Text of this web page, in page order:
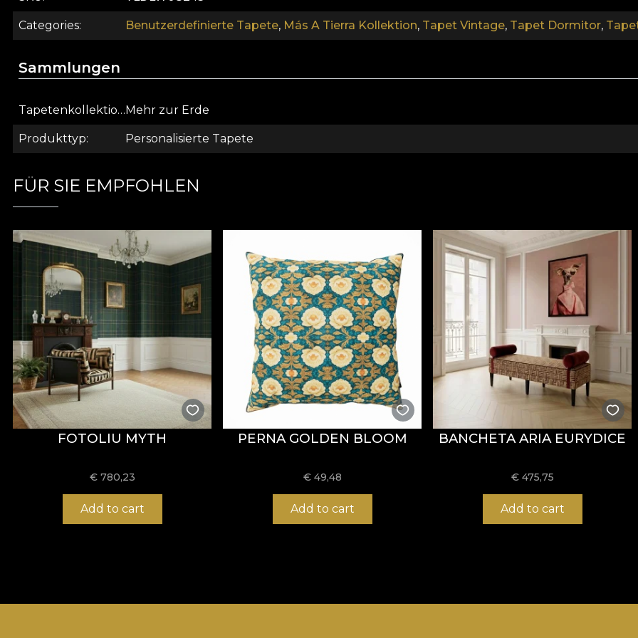
Categories Benutzerdefinierte Tapete, Más A Tierra Kollektion, Tapet Vintage, Tapet Dormitor,
Sammlungen
Tapetenkollektion Mehr zur Erde
Produkttyp Personalisierte Tapete
FÜR SIE EMPFOHLEN
FOTOLIU MYTH
€ 780,23
Add to cart
PERNA GOLDEN BLOOM
€ 49,48
Add to cart
BANCHETA ARIA EURYDICE
€ 475,75
Add to cart